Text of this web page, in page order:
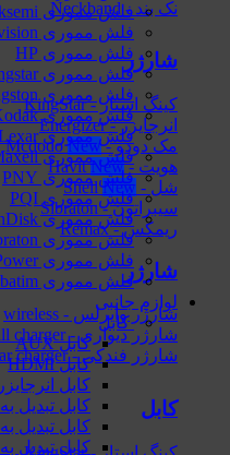
نک بند - Neckband
شارژر
کینگ استار - KingStar
انرجایزر - Energizer
مک دودو - Mcdodo
هویت - Havit
شل - Shell
سیبراتون - Sibraton
ریمکس - Remax
شارژر
شارژر وایرلس - wireless
شارژر دیواری - wall charger
شارژر فندکی - car charger
کابل
فلش مموری Hiksemi
فلش مموری Hikvision
فلش مموری HP
فلش مموری Kingstar
فلش مموری Kingston
فلش مموری Kodak
فلش مموری Lexar
فلش مموری Maxell
فلش مموری PNY
فلش مموری PQI
فلش مموری SanDisk
فلش مموری Sibraton
فلش مموری Silicon Power
فلش مموری verbatim
لوازم جانبی
کابل
کابل AUX
کابل HDMI
کابل انرجایزر
کابل تبدیل به Lightning
کابل تبدیل به MicroUSB
کابل تبدیل به Type-C